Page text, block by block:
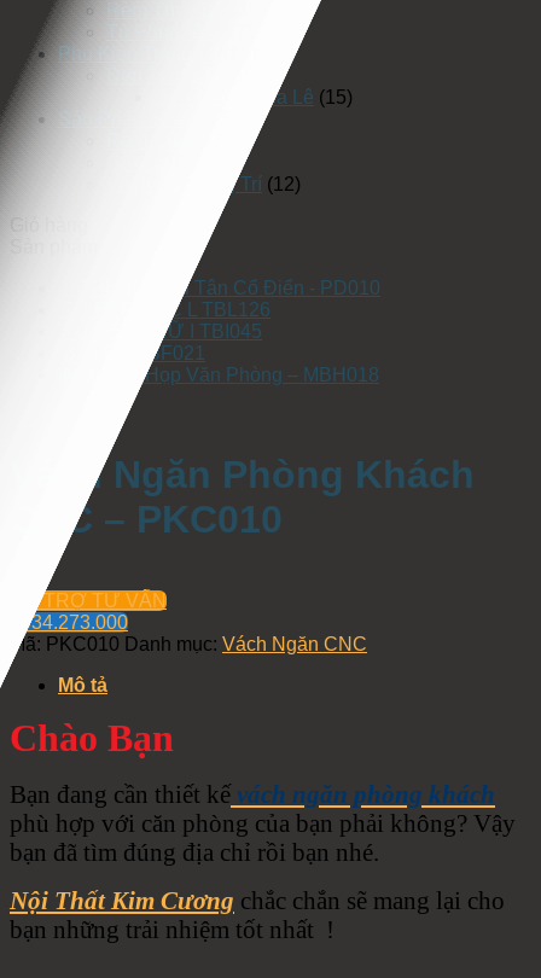
Phụ Kiện Trang Trí
Đèn Chùm Pha Lê (15)
Vách Ốp Trang Trí (12)
Bộ Phòng Ngủ Tân Cổ Điển - PD010
TỦ BẾP GÓC L TBL126
TỦ BẾP CHỮ I TBI045
Bàn Sofa BF021
Mẫu Bàn Họp Văn Phòng – MBH018
Vách Ngăn Phòng Khách
CNC – PKC010
HỖ TRỢ TƯ VẤN
0934.273.000
Mã: PKC010 Danh mục: Vách Ngăn CNC
Mô tả
Chào Bạn
Bạn đang cần thiết kế vách ngăn phòng khách
phù hợp với căn phòng của bạn phải không? Vậy
bạn đã tìm đúng địa chỉ rồi bạn nhé.
Nội Thất Kim Cương chắc chắn sẽ mang lại cho
bạn những trải nhiệm tốt nhất !